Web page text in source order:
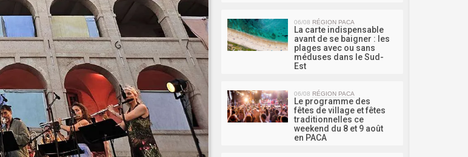
06/08 RÉGION PACA
La carte indispensable
avant de se baigner : les
plages avec ou sans
méduses dans le Sud-
Est
06/08 RÉGION PACA
Le programme des
fêtes de village et fêtes
traditionnelles ce
weekend du 8 et 9 août
en PACA